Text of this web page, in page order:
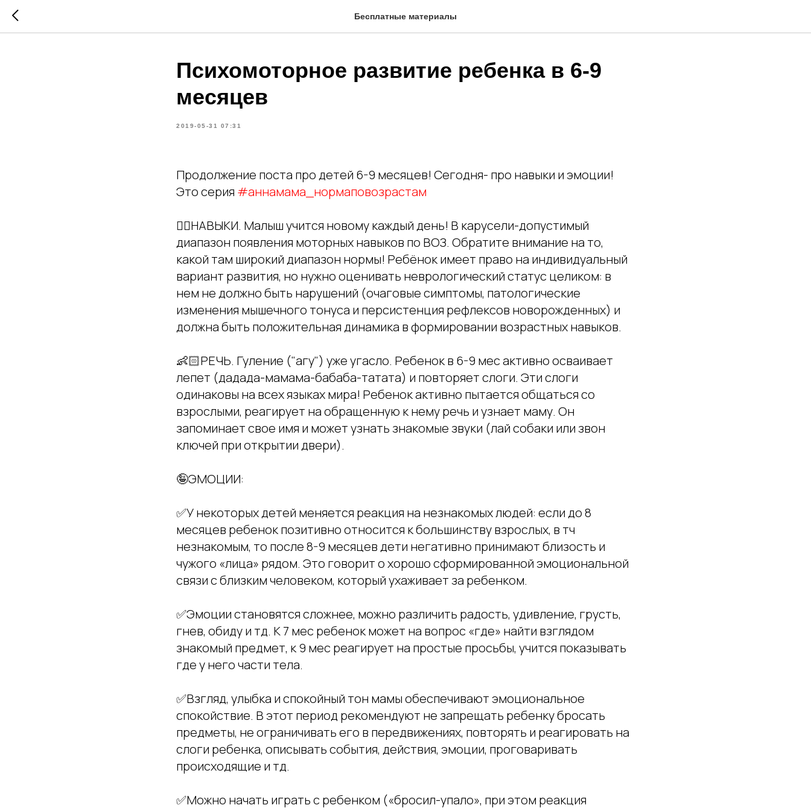
Бесплатные материалы
Психомоторное развитие ребенка в 6-9
месяцев
2019-05-31 07:31
Продолжение поста про детей 6-9 месяцев! Сегодня- про навыки и эмоции!
Это серия #аннамама_нормаповозрастам
👉🏻НАВЫКИ. Малыш учится новому каждый день! В карусели-допустимый
диапазон появления моторных навыков по ВОЗ. Обратите внимание на то,
какой там широкий диапазон нормы! Ребёнок имеет право на индивидуальный
вариант развития, но нужно оценивать неврологический статус целиком: в
нем не должно быть нарушений (очаговые симптомы, патологические
изменения мышечного тонуса и персистенция рефлексов новорожденных) и
должна быть положительная динамика в формировании возрастных навыков.
👶🏻РЕЧЬ. Гуление ("агу") уже угасло. Ребенок в 6-9 мес активно осваивает
лепет (дадада-мамама-бабаба-татата) и повторяет слоги. Эти слоги
одинаковы на всех языках мира! Ребенок активно пытается общаться со
взрослыми, реагирует на обращенную к нему речь и узнает маму. Он
запоминает свое имя и может узнать знакомые звуки (лай собаки или звон
ключей при открытии двери).
🤪ЭМОЦИИ:
✅У некоторых детей меняется реакция на незнакомых людей: если до 8
месяцев ребенок позитивно относится к большинству взрослых, в тч
незнакомым, то после 8-9 месяцев дети негативно принимают близость и
чужого «лица» рядом. Это говорит о хорошо сформированной эмоциональной
связи с близким человеком, который ухаживает за ребенком.
✅Эмоции становятся сложнее, можно различить радость, удивление, грусть,
гнев, обиду и тд. К 7 мес ребенок может на вопрос «где» найти взглядом
знакомый предмет, к 9 мес реагирует на простые просьбы, учится показывать
где у него части тела.
✅Взгляд, улыбка и спокойный тон мамы обеспечивают эмоциональное
спокойствие. В этот период рекомендуют не запрещать ребенку бросать
предметы, не ограничивать его в передвижениях, повторять и реагировать на
слоги ребенка, описывать события, действия, эмоции, проговаривать
происходящие и тд.
✅Можно начать играть с ребенком («бросил-упало», при этом реакция